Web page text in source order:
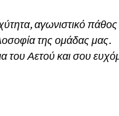
αγωνιστικό πάθος
της ομάδας μας.
του Αετού και σου